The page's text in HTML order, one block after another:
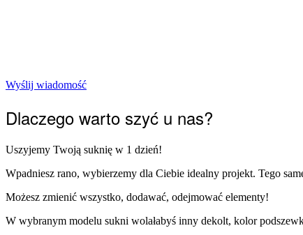
Wyślij wiadomość
Dlaczego warto szyć u nas?
Uszyjemy Twoją suknię w 1 dzień!
Wpadniesz rano, wybierzemy dla Ciebie idealny projekt. Tego
Możesz zmienić wszystko, dodawać, odejmować elementy!
W wybranym modelu sukni wolałabyś inny dekolt, kolor